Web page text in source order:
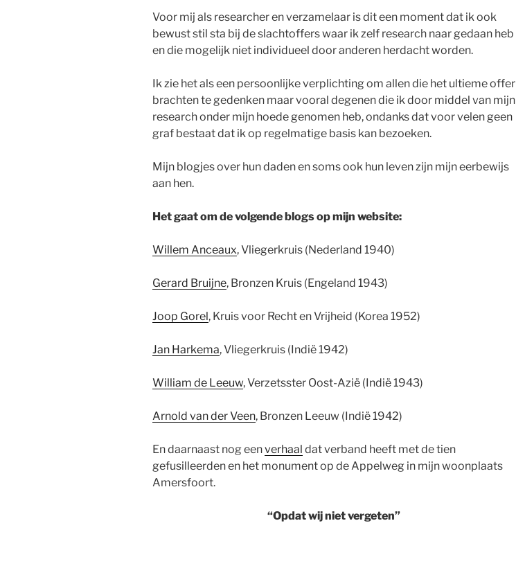
Voor mij als researcher en verzamelaar is dit een moment dat ik ook
bewust stil sta bij de slachtoffers waar ik zelf research naar gedaan heb
en die mogelijk niet individueel door anderen herdacht worden.
Ik zie het als een persoonlijke verplichting om allen die het ultieme offer
brachten te gedenken maar vooral degenen die ik door middel van mijn
research onder mijn hoede genomen heb, ondanks dat voor velen geen
graf bestaat dat ik op regelmatige basis kan bezoeken.
Mijn blogjes over hun daden en soms ook hun leven zijn mijn eerbewijs
aan hen.
Het gaat om de volgende blogs op mijn website:
Willem Anceaux, Vliegerkruis (Nederland 1940)
Gerard Bruijne, Bronzen Kruis (Engeland 1943)
Joop Gorel, Kruis voor Recht en Vrijheid (Korea 1952)
Jan Harkema, Vliegerkruis (Indië 1942)
William de Leeuw, Verzetsster Oost-Azië (Indië 1943)
Arnold van der Veen, Bronzen Leeuw (Indië 1942)
En daarnaast nog eenverhaal dat verband heeft met de tien
gefusilleerden en het monument op de Appelweg in mijn woonplaats
Amersfoort.
“Opdat wij niet vergeten”